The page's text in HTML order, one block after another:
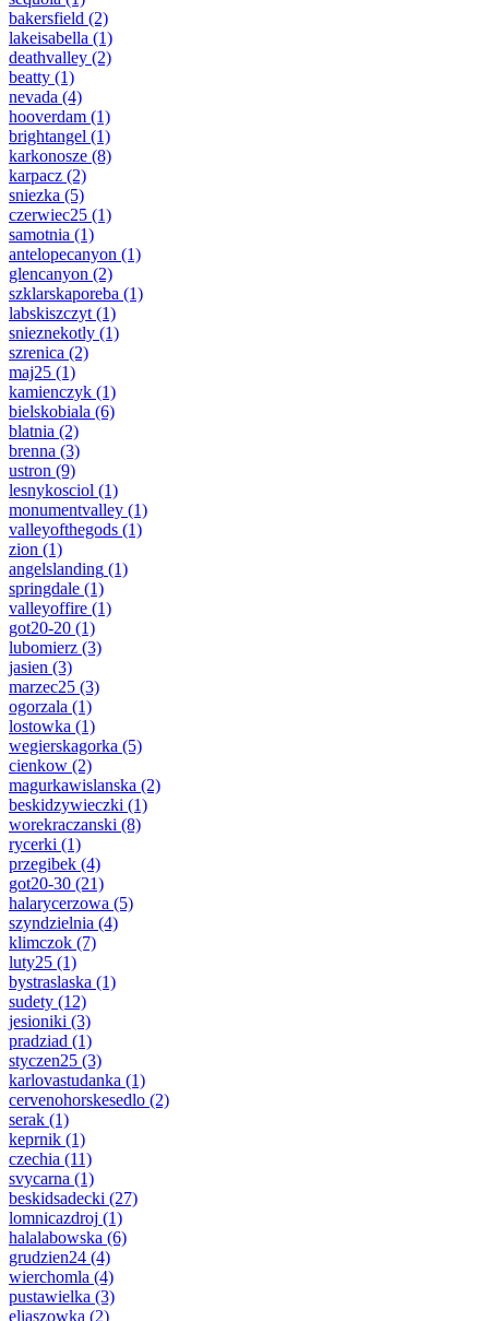
bakersfield (2)
lakeisabella (1)
deathvalley (2)
beatty (1)
nevada (4)
hooverdam (1)
brightangel (1)
karkonosze (8)
karpacz (2)
sniezka (5)
czerwiec25 (1)
samotnia (1)
antelopecanyon (1)
glencanyon (2)
szklarskaporeba (1)
labskiszczyt(1)
snieznekotly (1)
szrenica (2)
maj25 (1)
kamienczyk (1)
bielskobiala (6)
blatnia (2)
brenna (3)
ustron (9)
lesnykosciol (1)
monumentvalley (1)
valleyofthegods (1)
zion (1)
angelslanding (1)
springdale (1)
valleyoffire (1)
got20-20 (1)
lubomierz (3)
jasien (3)
marzec25 (3)
ogorzala (1)
lostowka (1)
wegierskagorka (5)
cienkow (2)
magurkawislanska (2)
beskidzywieczki (1)
worekraczanski (8)
rycerki (1)
przegibek (4)
got20-30 (21)
halarycerzowa (5)
szyndzielnia (4)
klimczok (7)
luty25 (1)
bystraslaska (1)
sudety (12)
jesioniki (3)
pradziad (1)
styczen25 (3)
karlovastudanka (1)
cervenohorskesedlo (2)
serak (1)
keprnik (1)
czechia (11)
svycarna (1)
beskidsadecki (27)
lomnicazdroj (1)
halalabowska (6)
grudzien24 (4)
wierchomla (4)
pustawielka (3)
eliaszowka (2)